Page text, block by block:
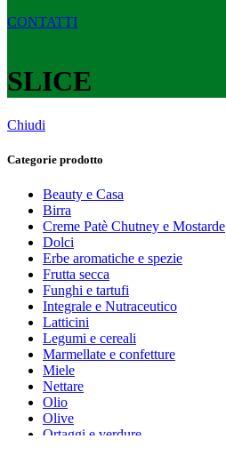
CONTATTI
SLICE
Chiudi
Categorie prodotto
Beauty e Casa
Birra
Creme Patè Chutney e Mostarde
Dolci
Erbe aromatiche e spezie
Frutta secca
Funghi e tartufi
Integrale e Nutraceutico
Latticini
Legumi e cereali
Marmellate e confetture
Miele
Nettare
Olio
Olive
Ortaggi e verdure